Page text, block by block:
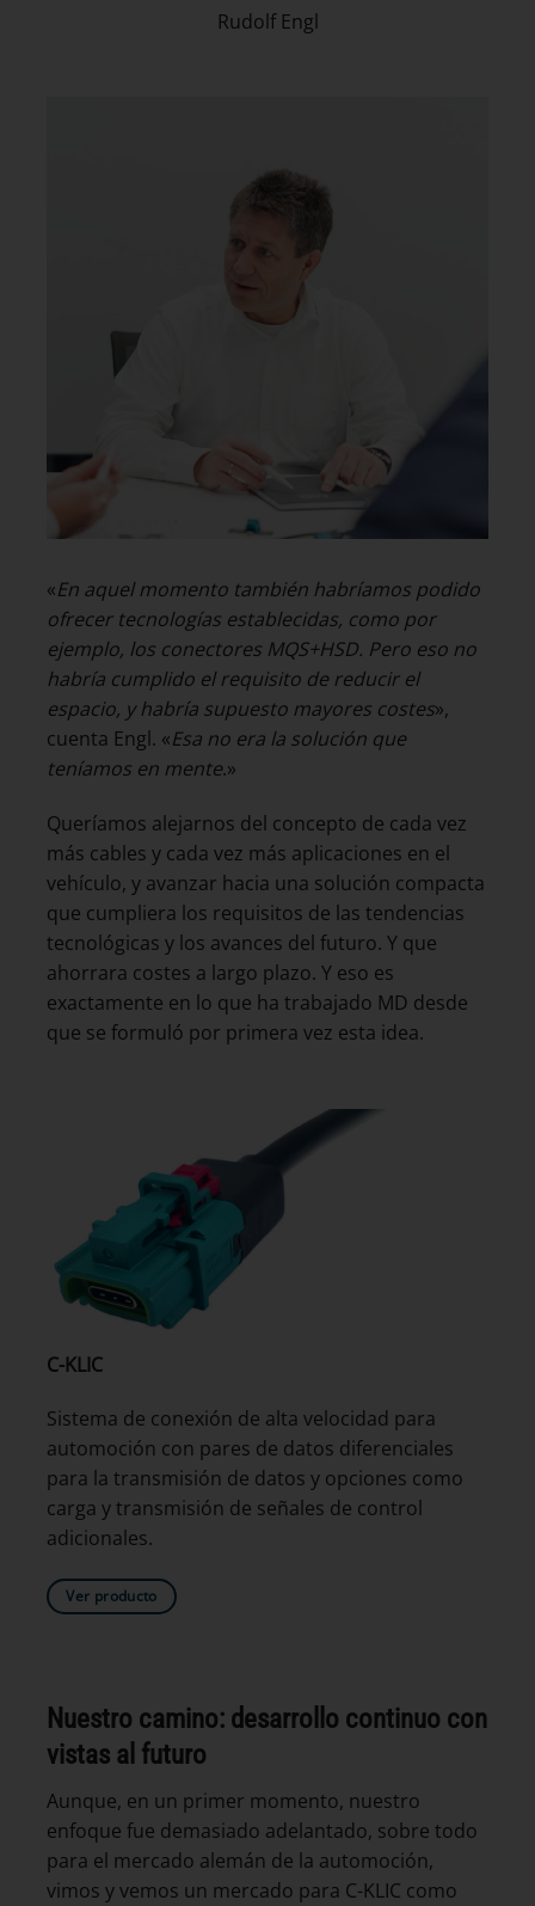
Rudolf Engl
«En aquel momento también habríamos podido
ofrecer tecnologías establecidas, como por
ejemplo, los conectores MQS+HSD. Pero eso no
habría cumplido el requisito de reducir el
espacio, y habría supuesto mayores costes»,
cuenta Engl. «Esa no era la solución que
teníamos en mente.»
Queríamos alejarnos del concepto de cada vez
más cables y cada vez más aplicaciones en el
vehículo, y avanzar hacia una solución compacta
que cumpliera los requisitos de las tendencias
tecnológicas y los avances del futuro. Y que
ahorrara costes a largo plazo. Y eso es
exactamente en lo que ha trabajado MD desde
que se formuló por primera vez esta idea.
C-KLIC
Sistema de conexión de alta velocidad para
automoción con pares de datos diferenciales
para la transmisión de datos y opciones como
carga y transmisión de señales de control
adicionales.
Ver producto
Nuestro camino: desarrollo continuo con
vistas al futuro
Aunque, en un primer momento, nuestro
enfoque fue demasiado adelantado, sobre todo
para el mercado alemán de la automoción,
vimos y vemos un mercado para C-KLIC como